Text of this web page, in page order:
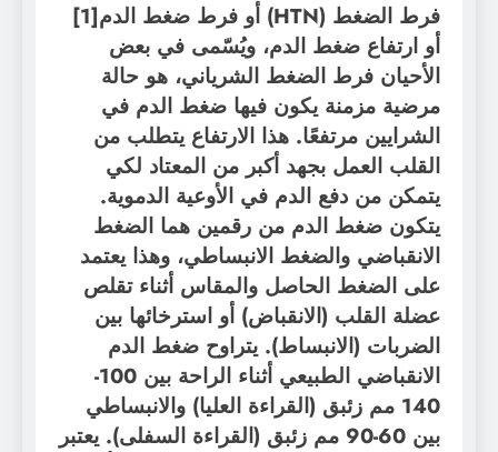
فرط الضغط (HTN) أو فرط ضغط الدم[1]
أو ارتفاع ضغط الدم، ويُسّمى في بعض
الأحيان فرط الضغط الشرياني، هو حالة
مرضية مزمنة يكون فيها ضغط الدم في
الشرايين مرتفعًا. هذا الارتفاع يتطلب من
القلب العمل بجهد أكبر من المعتاد لكي
يتمكن من دفع الدم في الأوعية الدموية.
يتكون ضغط الدم من رقمين هما الضغط
الانقباضي والضغط الانبساطي، وهذا يعتمد
على الضغط الحاصل والمقاس أثناء تقلص
عضلة القلب (الانقباض) أو استرخائها بين
الضربات (الانبساط). يتراوح ضغط الدم
الانقباضي الطبيعي أثناء الراحة بين 100-
140 مم زئبق (القراءة العليا) والانبساطي
بين 60-90 مم زئبق (القراءة السفلى). يعتبر